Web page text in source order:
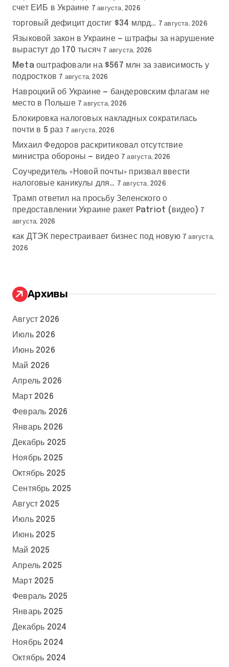
счет ЕИБ в Украине 7 августа, 2026
торговый дефицит достиг $34 млрд… 7 августа, 2026
Языковой закон в Украине — штрафы за нарушение
вырастут до 170 тысяч 7 августа, 2026
Meta оштрафовали на $567 млн за зависимость у
подростков 7 августа, 2026
Навроцкий об Украине — бандеровским флагам не
место в Польше 7 августа, 2026
Блокировка налоговых накладных сократилась
почти в 5 раз 7 августа, 2026
Михаил Федоров раскритиковал отсутствие
министра обороны — видео 7 августа, 2026
Соучредитель «Новой почты» призвал ввести
налоговые каникулы для… 7 августа, 2026
Трамп ответил на просьбу Зеленского о
предоставлении Украине ракет Patriot (видео) 7
августа, 2026
как ДТЭК перестраивает бизнес под новую 7 августа,
2026
Архивы
Август 2026
Июль 2026
Июнь 2026
Май 2026
Апрель 2026
Март 2026
Февраль 2026
Январь 2026
Декабрь 2025
Ноябрь 2025
Октябрь 2025
Сентябрь 2025
Август 2025
Июль 2025
Июнь 2025
Май 2025
Апрель 2025
Март 2025
Февраль 2025
Январь 2025
Декабрь 2024
Ноябрь 2024
Октябрь 2024